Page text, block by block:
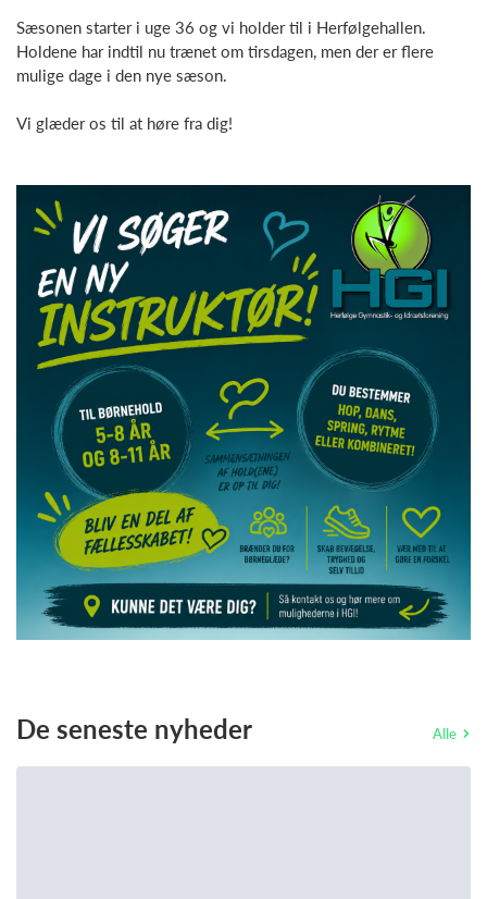
Sæsonen starter i uge 36 og vi holder til i Herfølgehallen.
Holdene har indtil nu trænet om tirsdagen, men der er flere
mulige dage i den nye sæson.
Vi glæder os til at høre fra dig!
De seneste nyheder Alle